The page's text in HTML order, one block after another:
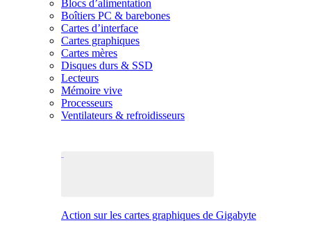
Blocs d’alimentation
Boîtiers PC & barebones
Cartes d’interface
Cartes graphiques
Cartes mères
Disques durs & SSD
Lecteurs
Mémoire vive
Processeurs
Ventilateurs & refroidisseurs
Action sur les cartes graphiques de Gigabyte